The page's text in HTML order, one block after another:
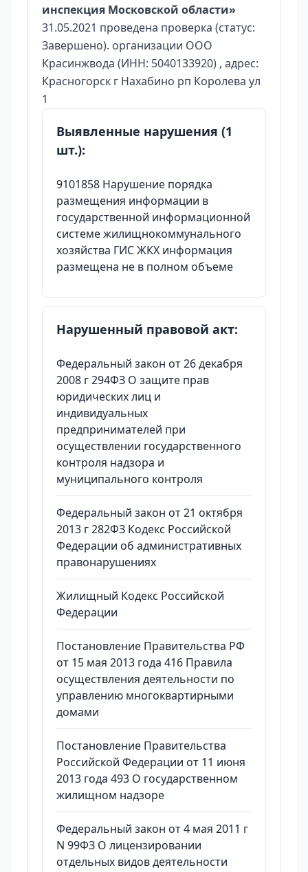
инспекция Московской области»
31.05.2021 проведена проверка (статус:
Завершено). организации ООО
Красинжвода (ИНН: 5040133920) , адрес:
Красногорск г Нахабино рп Королева ул
1
Выявленные нарушения (1
шт.):
9101858 Нарушение порядка
размещения информации в
государственной информационной
системе жилищнокоммунального
хозяйства ГИС ЖКХ информация
размещена не в полном объеме
Нарушенный правовой акт:
Федеральный закон от 26 декабря
2008 г 294ФЗ О защите прав
юридических лиц и
индивидуальных
предпринимателей при
осуществлении государственного
контроля надзора и
муниципального контроля
Федеральный закон от 21 октября
2013 г 282ФЗ Кодекс Российской
Федерации об административных
правонарушениях
Жилищный Кодекс Российской
Федерации
Постановление Правительства РФ
от 15 мая 2013 года 416 Правила
осуществления деятельности по
управлению многоквартирными
домами
Постановление Правительства
Российской Федерации от 11 июня
2013 года 493 О государственном
жилищном надзоре
Федеральный закон от 4 мая 2011 г
N 99ФЗ О лицензировании
отдельных видов деятельности